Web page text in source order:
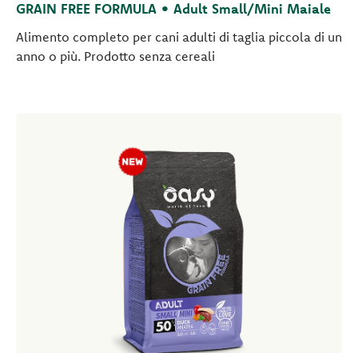
GRAIN FREE FORMULA • Adult Small/Mini Maiale
Alimento completo per cani adulti di taglia piccola di un
anno o più. Prodotto senza cereali